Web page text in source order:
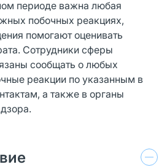
периоде важна любая
побочных реакциях,
помогают оценивать
Сотрудники сферы
сообщать о любых
реакции по указанным в
а также в органы